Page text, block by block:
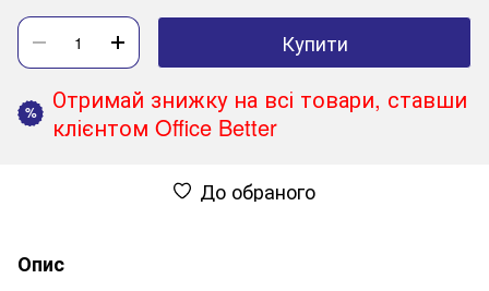
Купити
%
Отримай знижку на всі товари, ставши
клієнтом Office Better
До обраного
Опис